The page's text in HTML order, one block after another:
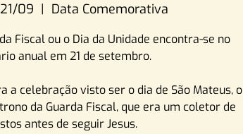
09
  |
Data Comemorativa
Fiscal ou o Dia da Unidade encontra-se no
anual em 21 de setembro.
a celebração visto ser o dia de São Mateus, o
da Guarda Fiscal, que era um coletor de
antes de seguir Jesus.